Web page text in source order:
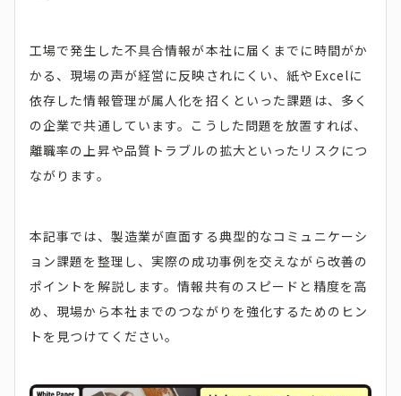
工場で発生した不具合情報が本社に届くまでに時間がか
かる、現場の声が経営に反映されにくい、紙やExcelに
依存した情報管理が属人化を招くといった課題は、多く
の企業で共通しています。こうした問題を放置すれば、
離職率の上昇や品質トラブルの拡大といったリスクにつ
ながります。
本記事では、製造業が直面する典型的なコミュニケーシ
ョン課題を整理し、実際の成功事例を交えながら改善の
ポイントを解説します。情報共有のスピードと精度を高
め、現場から本社までのつながりを強化するためのヒン
トを見つけてください。